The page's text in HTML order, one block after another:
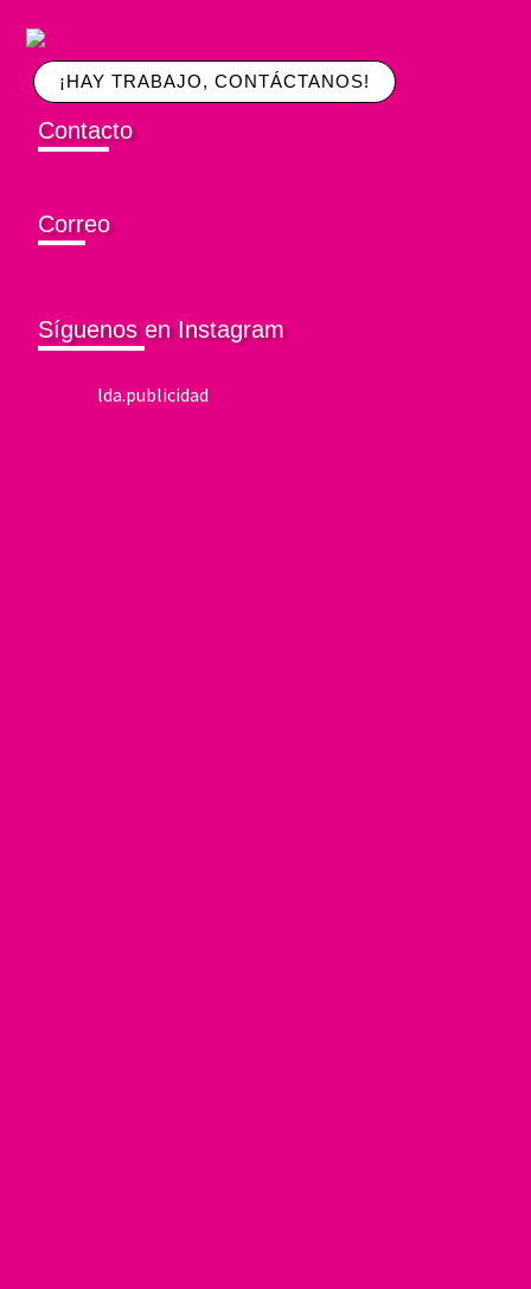
¡HAY TRABAJO, CONTÁCTANOS!
Contacto
Correo
Síguenos en Instagram
lda.publicidad